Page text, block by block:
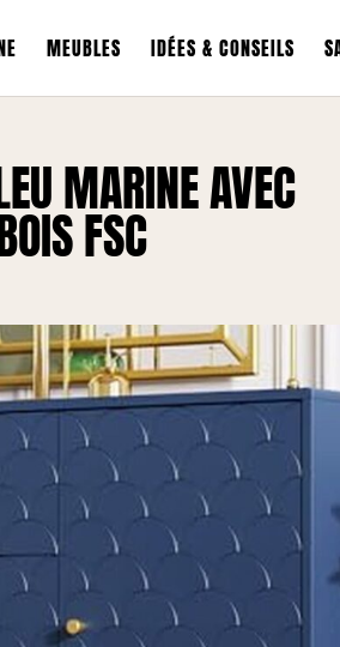
MEUBLES IDÉES & CONSEILS
MARINE AVEC
FSC